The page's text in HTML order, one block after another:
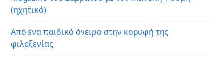
(ηχητικό)
Από ένα παιδικό όνειρο στην κορυφή της
φιλοξενίας